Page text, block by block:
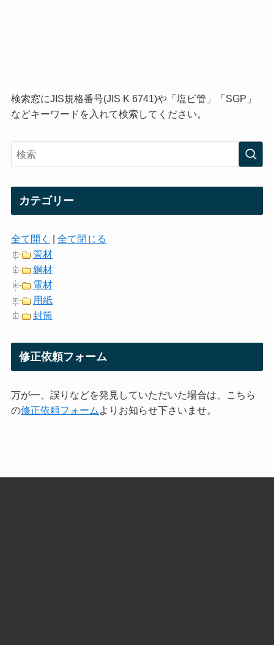
検索窓にJIS規格番号(JIS K 6741)や「塩ビ管」「SGP」
などキーワードを入れて検索してください。
カテゴリー
全て開く | 全て閉じる
管材
鋼材
電材
用紙
封筒
修正依頼フォーム
万が一、誤りなどを発見していただいた場合は、こちら
の修正依頼フォーム よりお知らせ下さいませ。